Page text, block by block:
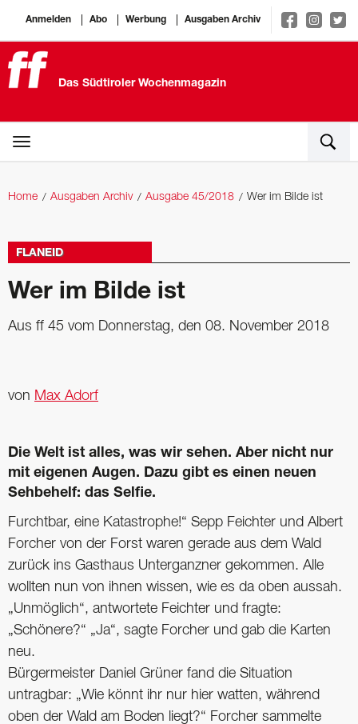
Anmelden Abo Werbung Ausgaben Archiv
Das Südtiroler Wochenmagazin
Home Ausgaben Archiv Ausgabe 45/2018 Wer im Bilde ist
FLANEID
Wer im Bilde ist
Aus ff 45 vom Donnerstag, den 08. November 2018
von Max Adorf
Die Welt ist alles, was wir sehen. Aber nicht nur
mit eigenen Augen. Dazu gibt es einen neuen
Sehbehelf: das Selfie.
Furchtbar, eine Katastrophe!“ Sepp Feichter und Albert
Forcher von der Forst waren ­gerade aus dem Wald
zurück ins Gasthaus Unterganzner gekommen. Alle
wollten nun von ihnen wissen, wie es da oben aussah.
„Unmöglich“, antwortete Feichter und fragte:
„Schönere?“ „Ja“, sagte Forcher und gab die Karten
neu.
Bürgermeister Daniel Grüner fand die Situation
untragbar: „Wie könnt ihr nur hier watten, während
oben der Wald am Boden liegt?“ Forcher sammelte